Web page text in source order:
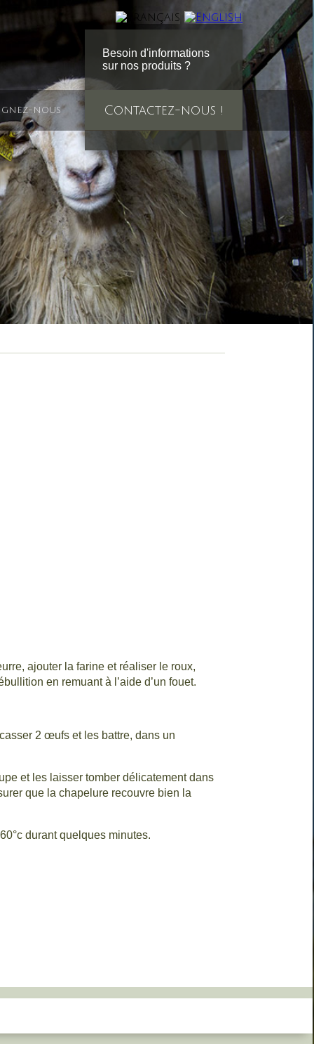
nous
Besoin d'informations
sur nos produits ?
Contactez-nous !
ajouter la farine et réaliser le roux,
en remuant à l’aide d’un fouet.
2 œufs et les battre, dans un
et les laisser tomber délicatement dans
que la chapelure recouvre bien la
durant quelques minutes.